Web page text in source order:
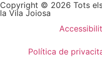
Copyright © 2026 Tots
la Vila Joiosa
Política de